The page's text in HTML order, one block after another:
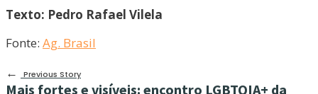
Texto: Pedro Rafael Vilela
Fonte: Ag. Brasil
←
Previous Story
Mais fortes e visíveis: encontro LGBTQIA+ da